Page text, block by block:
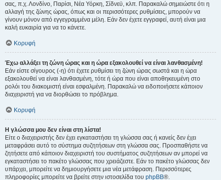
σας, π.χ. Λονδίνο, Παρίσι, Νέα Υόρκη, Σίδνεϋ, κλπ. Παρακαλώ σημειώστε ότι η
αλλαγή της ζώνης ώρας, όπως και οι περισσότερες ρυθμίσεις, μπορούν να
γίνουν μόνον από εγγεγραμμένα μέλη. Εάν δεν έχετε εγγραφεί, αυτή είναι μια
καλή ευκαιρία για να το κάνετε.
Κορυφή
Έχω αλλάξει τη ζώνη ώρας και η ώρα εξακολουθεί να είναι λανθασμένη!
Εάν είστε σίγουρος (-η) ότι έχετε ρυθμίσει τη ζώνη ώρας σωστά και η ώρα
εξακολουθεί να είναι λανθασμένη, τότε ή ώρα που είναι αποθηκευμένη στο
ρολόι του διακομιστή είναι εσφαλμένη. Παρακαλώ να ειδοποιήσετε κάποιον
διαχειριστή για να διορθώσει το πρόβλημα.
Κορυφή
Η γλώσσα μου δεν είναι στη λίστα!
Είτε ο διαχειριστής δεν έχει εγκαταστήσει τη γλώσσα σας ή κανείς δεν έχει
μεταφράσει αυτό το σύστημα συζητήσεων στη γλώσσα σας. Προσπαθήστε να
ζητήσετε από κάποιον διαχειριστή του συστήματος συζητήσεων αν μπορεί να
εγκαταστήσει το πακέτο γλώσσας που χρειάζεστε. Εάν το πακέτο γλώσσας δεν
υπάρχει, μπορείτε να δημιουργήσετε μια νέα μετάφραση. Περισσότερες
πληροφορίες μπορείτε να βρείτε στην ιστοσελίδα του phpBB®.